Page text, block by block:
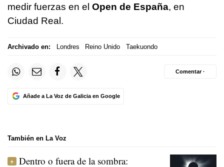
medir fuerzas en el Open de España, en
Ciudad Real.
Archivado en: Londres Reino Unido Taekuondo
Añade a La Voz de Galicia en Google
Comentar ·
También en La Voz
Dentro o fuera de la sombra: